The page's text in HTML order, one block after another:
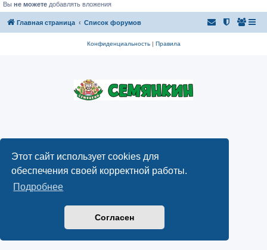
Этот сайт использует cookies для
обеспечения своей корректной работы.
Подробнее
Согласен
Вы не можете добавлять вложения
Главная страница Список форумов
Конфиденциальность| Правила